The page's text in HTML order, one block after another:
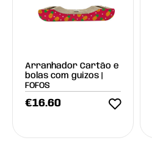
Arranhador Cartão e
bolas com guizos |
FOFOS
€16.60